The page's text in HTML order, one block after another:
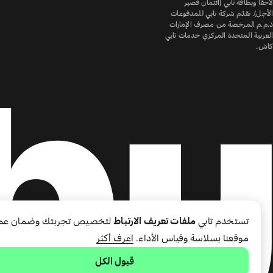
لاحقًا وبطاقة تابي (ائتمان قصير
الأجل). تقدّم شركة تابي للمدفوعات
ذ.م.م المرخصة من مصرف الإمارات
العربية المتحدة المركزي خدمات تابي
كاش.
تستخدم تابي ملفات تعريف الارتباطلتخصيص تجربتك وضمان
موقعنا بسلاسة وقياس الأداء. اعرف أكثر
قبول الكل